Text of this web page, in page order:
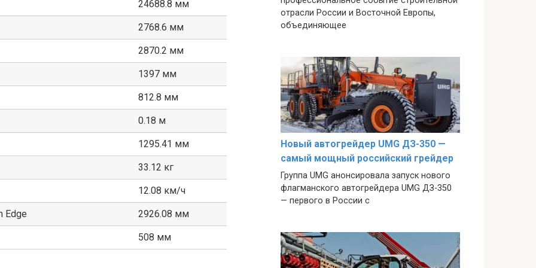
24688.8 мм
2768.6 мм
2870.2 мм
1397 мм
812.8 мм
0.18 м
1295.41 мм
33.12 кг
12.08 км/ч
Edge 2926.08 мм
508 мм
отрасли России и Восточной Европы,
объединяющее
Новый автогрейдер UMG ДЗ-350 —
самый мощный российский грейдер
Группа UMG анонсировала запуск нового
флагманского автогрейдера UMG ДЗ-350
— первого в России с